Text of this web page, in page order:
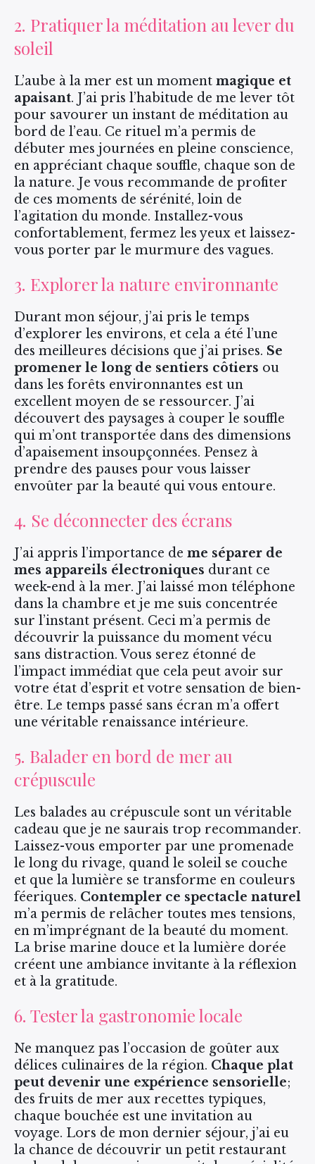
2. Pratiquer la méditation au lever du
soleil
L’aube à la mer est un moment magique et
apaisant. J’ai pris l’habitude de me lever tôt
pour savourer un instant de méditation au
bord de l’eau. Ce rituel m’a permis de
débuter mes journées en pleine conscience,
en appréciant chaque souffle, chaque son de
la nature. Je vous recommande de profiter
de ces moments de sérénité, loin de
l’agitation du monde. Installez-vous
confortablement, fermez les yeux et laissez-
vous porter par le murmure des vagues.
3. Explorer la nature environnante
Durant mon séjour, j’ai pris le temps
d’explorer les environs, et cela a été l’une
des meilleures décisions que j’ai prises. Se
promener le long de sentiers côtiers ou
dans les forêts environnantes est un
excellent moyen de se ressourcer. J’ai
découvert des paysages à couper le souffle
qui m’ont transportée dans des dimensions
d’apaisement insoupçonnées. Pensez à
prendre des pauses pour vous laisser
envoûter par la beauté qui vous entoure.
4. Se déconnecter des écrans
J’ai appris l’importance de me séparer de
mes appareils électroniques durant ce
week-end à la mer. J’ai laissé mon téléphone
dans la chambre et je me suis concentrée
sur l’instant présent. Ceci m’a permis de
découvrir la puissance du moment vécu
sans distraction. Vous serez étonné de
l’impact immédiat que cela peut avoir sur
votre état d’esprit et votre sensation de bien-
être. Le temps passé sans écran m’a offert
une véritable renaissance intérieure.
5. Balader en bord de mer au
crépuscule
Les balades au crépuscule sont un véritable
cadeau que je ne saurais trop recommander.
Laissez-vous emporter par une promenade
le long du rivage, quand le soleil se couche
et que la lumière se transforme en couleurs
féeriques. Contempler ce spectacle naturel
m’a permis de relâcher toutes mes tensions,
en m’imprégnant de la beauté du moment.
La brise marine douce et la lumière dorée
créent une ambiance invitante à la réflexion
et à la gratitude.
6. Tester la gastronomie locale
Ne manquez pas l’occasion de goûter aux
délices culinaires de la région. Chaque plat
peut devenir une expérience sensorielle;
des fruits de mer aux recettes typiques,
chaque bouchée est une invitation au
voyage. Lors de mon dernier séjour, j’ai eu
la chance de découvrir un petit restaurant